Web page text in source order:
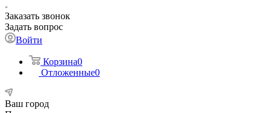
Заказать звонок
Задать вопрос
Войти
Корзина0
Отложенные0
Ваш город